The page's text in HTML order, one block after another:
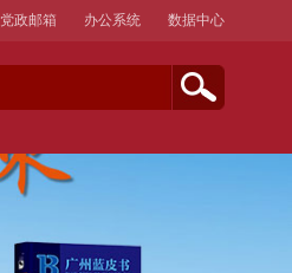
党政邮箱 办公系统 数据中心